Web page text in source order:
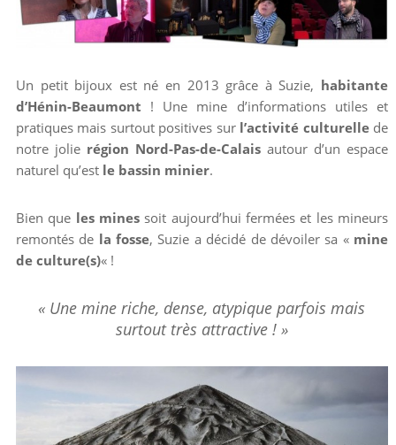
Un petit bijoux est né en 2013 grâce à Suzie, habitante
d’Hénin-Beaumont ! Une mine d’informations utiles et
pratiques mais surtout positives surl’activité culturellede
notre jolie région Nord-Pas-de-Calaisautour d’un espace
naturel qu’est le bassin minier.
Bien que les minessoit aujourd’hui fermées et les mineurs
remontés de la fosse, Suzie a décidé de dévoiler sa « mine
de culture(s)« !
« Une mine riche, dense, atypique parfois mais
surtout très attractive ! »